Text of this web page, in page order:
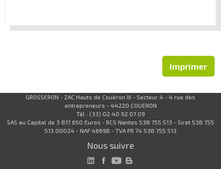
Imprimer
GROSSERON - ZAC Hauts de Couëron III - Secteur 4 - 4 rue des
entrepreneurs - 44220 COUERON
Tél : (33) 02 40 92 07 09
SAS au Capital de 3 817 650 Euros - RCS Nantes 538 755 513 - Siret 538 755
513 00024 - NAF 4669B - TVA FR 74 538 755 513
Nous suivre